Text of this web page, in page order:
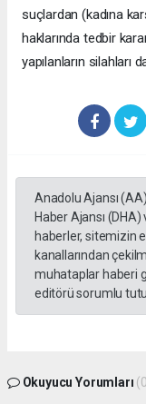
suçlardan (kadına
haklarında tedbir
yapılanların silahları
Anadolu Ajansı
Haber Ajansı
haberler, sitemizin
kanallarından
muhataplar haberi
editörü sorumlu
Okuyucu Yorumları